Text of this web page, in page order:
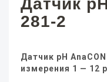
Датчик
281-2
Датчик pH
измерения 1 — 12